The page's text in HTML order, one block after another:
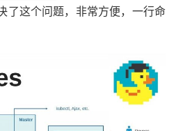
了这个问题，非常方便，一行命